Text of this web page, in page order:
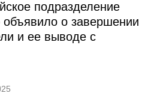
подразделение
о завершении
и ее выводе с